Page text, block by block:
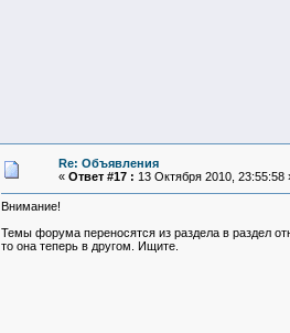
Re: Объявления
« Ответ #17 : 13 Октября 2010, 23:55:58
Внимание!
Темы форума переносятся из раздела в раздел
то она теперь в другом. Ищите.